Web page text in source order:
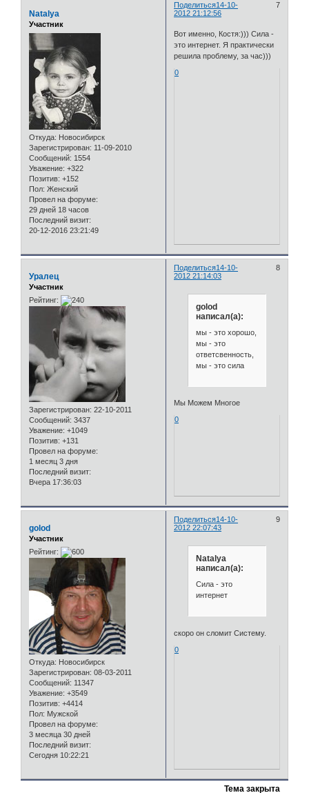
Поделиться 7
14-10-
2012 21:12:56
Natalya
Участник
Откуда: Новосибирск
Зарегистрирован: 11-09-2010
Сообщений: 1554
Уважение: +322
Позитив: +152
Пол: Женский
Провел на форуме:
29 дней 18 часов
Последний визит:
20-12-2016 23:21:49
Вот именно, Костя:))) Сила -
это интернет. Я практически
решила проблему, за час)))
0
Поделиться 8
14-10-
2012 21:14:03
Уралец
Участник
Рейтинг:
Зарегистрирован: 22-10-2011
Сообщений: 3437
Уважение: +1049
Позитив: +131
Провел на форуме:
1 месяц 3 дня
Последний визит:
Вчера 17:36:03
golod
написал(а):
мы - это хорошо,
мы - это
ответсвенность,
мы - это сила
Мы Можем Многое
0
Поделиться 9
14-10-
2012 22:07:43
golod
Участник
Рейтинг:
Откуда: Новосибирск
Зарегистрирован: 08-03-2011
Сообщений: 11347
Уважение: +3549
Позитив: +4414
Пол: Мужской
Провел на форуме:
3 месяца 30 дней
Последний визит:
Сегодня 10:22:21
Natalya
написал(а):
Сила - это
интернет
скоро он сломит Систему.
0
Тема закрыта